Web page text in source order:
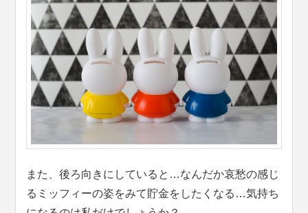
また、後ろ向きにしていると…なんだか哀愁の感じ
るミッフィーの姿をみて貯金をしたくなる…気持ち